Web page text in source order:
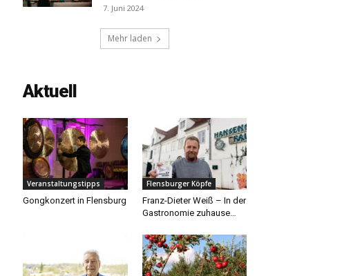
7. Juni 2024
Mehr laden
Aktuell
Veranstaltungstipps
Gongkonzert in Flensburg
Flensburger Köpfe
Franz-Dieter Weiß – In der
Gastronomie zuhause…